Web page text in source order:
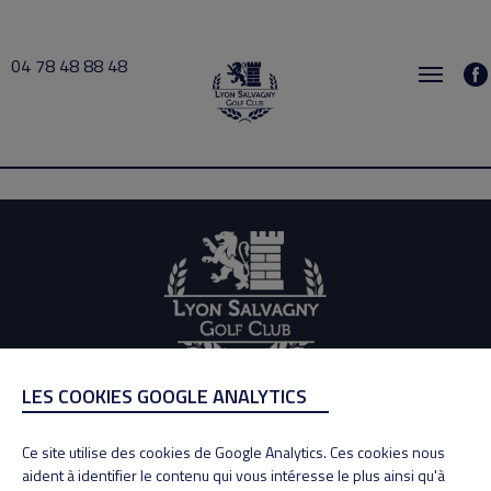
04 78 48 88 48
Chabert 2026-06-16 12:00 → 2026-06-16 13:00
ADRESSE
69890 La Tour de Salvagny
Tél : 04 78 48 88 48
LES COOKIES GOOGLE ANALYTICS
Ce site utilise des cookies de Google Analytics. Ces cookies nous
aident à identifier le contenu qui vous intéresse le plus ainsi qu'à